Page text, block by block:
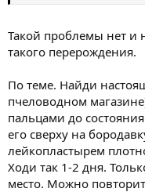
Такой проблемы нет и
такого перерождения.
По теме. Найди
пчеловодном
пальцами до
его сверху на
лейкопластырем
Ходи так 1-2 дня.
место. Можно